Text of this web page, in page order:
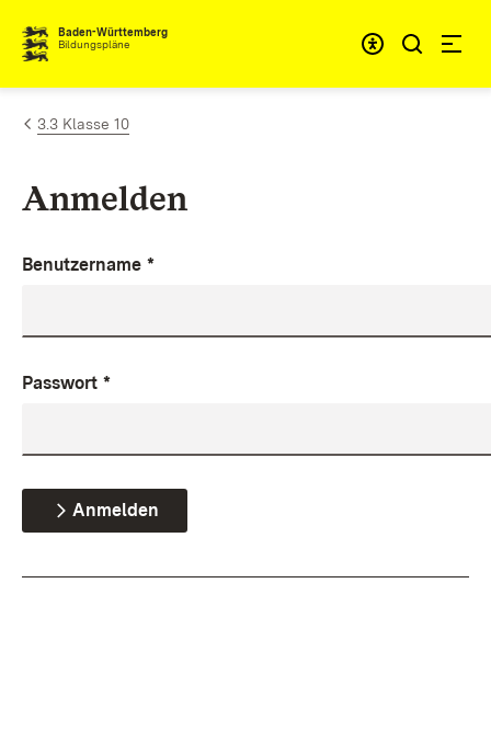
Zum Inhalt springen
Baden-Württemberg
Bildungspläne
3.3 Klasse 10
Anmelden
Benutzername *
Passwort *
Anmelden